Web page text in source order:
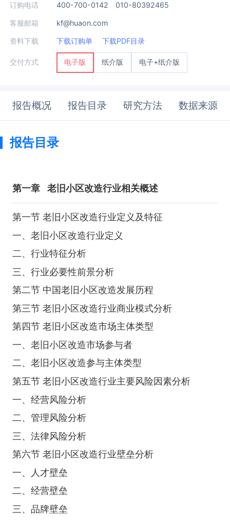
订购电话 400-700-0142 010-80392465
客服邮箱 kf@huaon.com
资料下载 下载订购单 下载PDF目录
交付方式 电子版 纸介版 电子+纸介版
报告概况 报告目录 研究方法 数据来源
报告目录
第一章 老旧小区改造行业相关概述
第一节 老旧小区改造行业定义及特征
一、老旧小区改造行业定义
二、行业特征分析
三、行业必要性前景分析
第二节 中国老旧小区改造发展历程
第三节 老旧小区改造行业商业模式分析
第四节 老旧小区改造市场主体类型
一、老旧小区改造市场参与者
二、老旧小区改造参与主体类型
第五节 老旧小区改造行业主要风险因素分析
一、经营风险分析
二、管理风险分析
三、法律风险分析
第六节 老旧小区改造行业壁垒分析
一、人才壁垒
二、经营壁垒
三、品牌壁垒